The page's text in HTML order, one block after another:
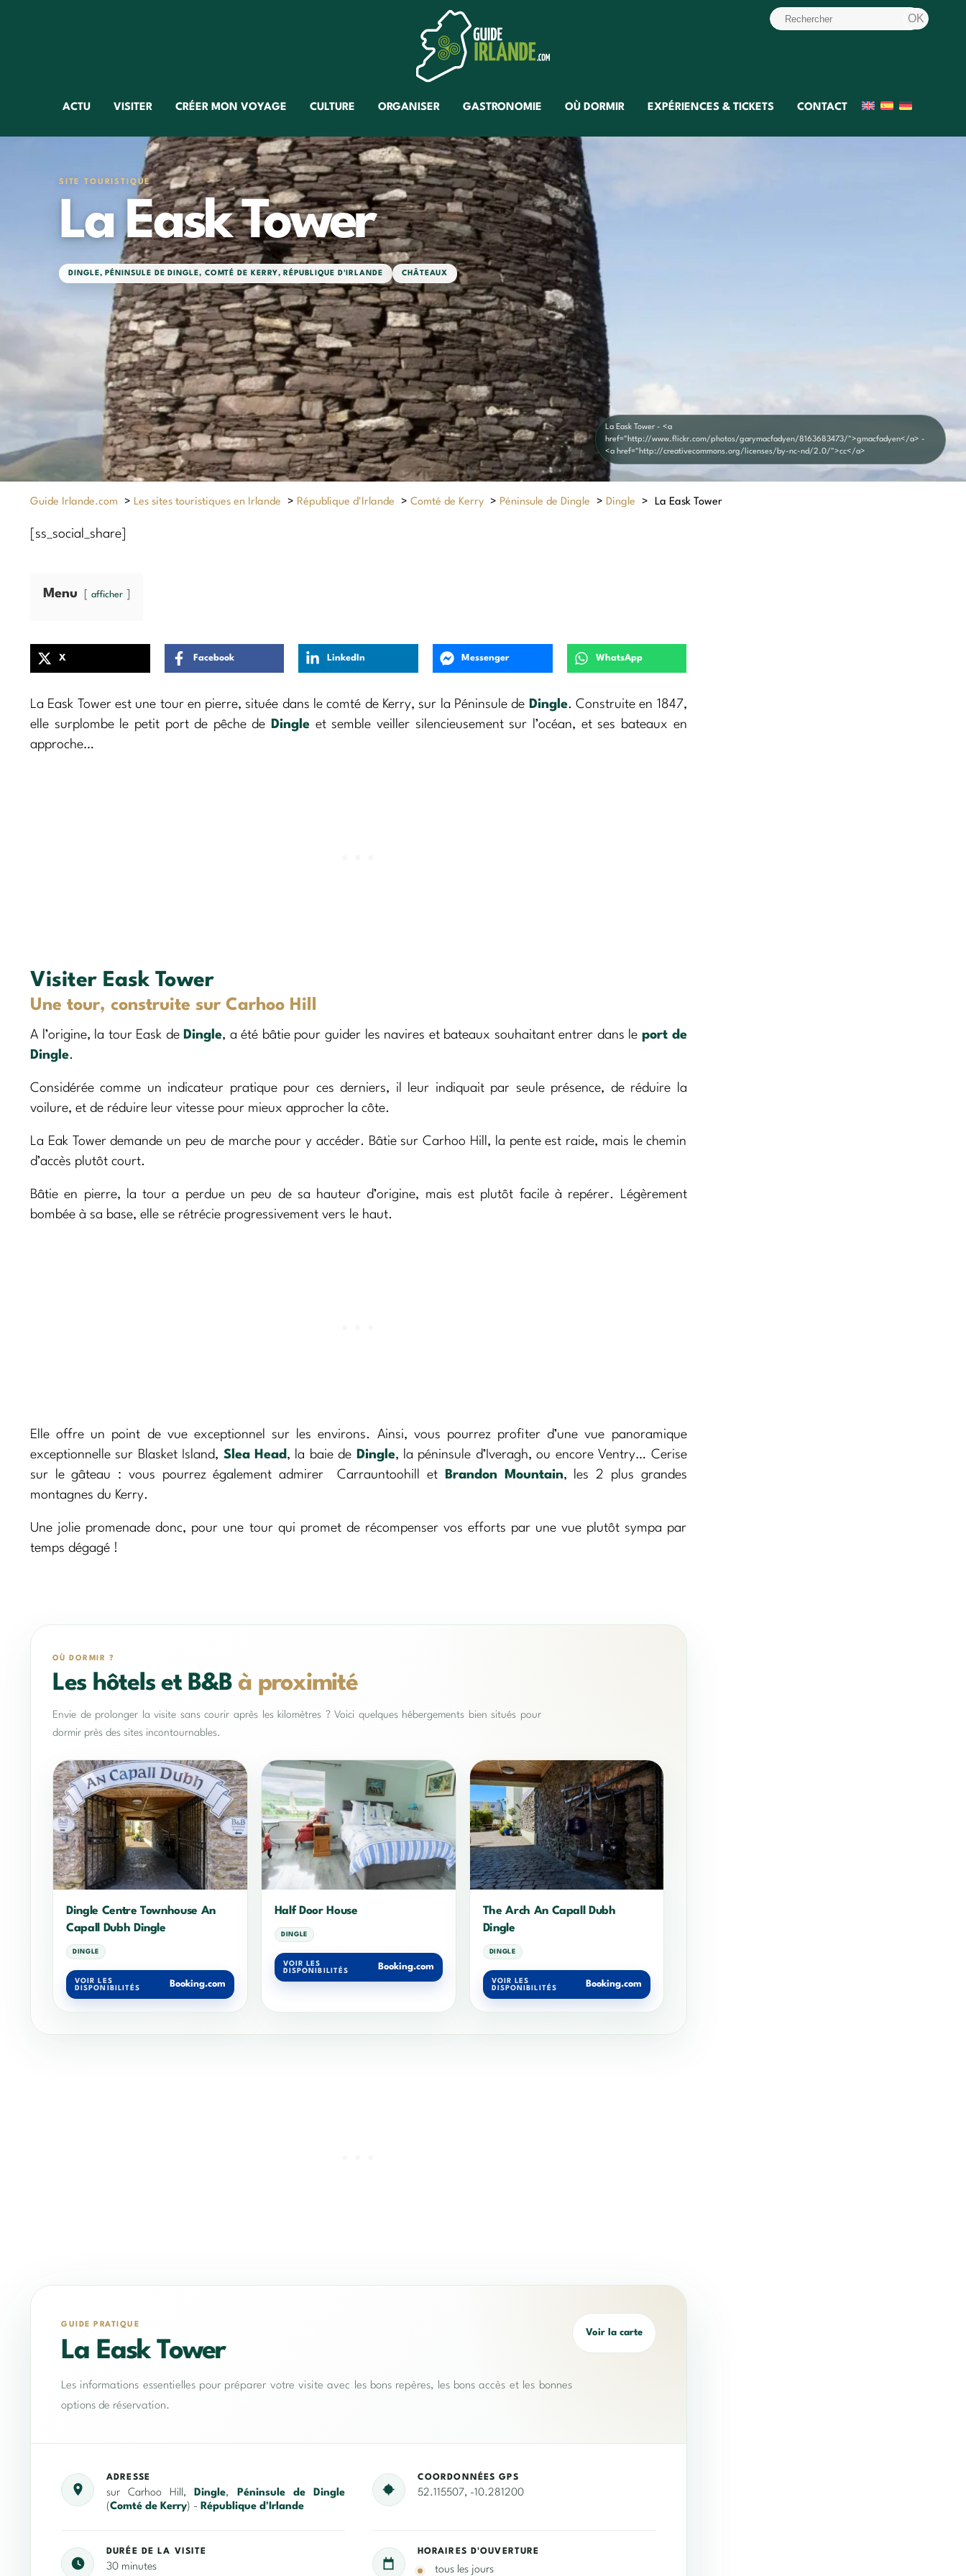
ACTU VISITER CRÉER MON VOYAGE CULTURE ORGANISER GASTRONOMIE OÙ DORMIR EXPÉRIENCES & TICKETS CONTACT
SITE TOURISTIQUE
La Eask Tower
DINGLE, PÉNINSULE DE DINGLE, COMTÉ DE KERRY, RÉPUBLIQUE D'IRLANDE CHÂTEAUX
La Eask Tower - <a
href="http://www.flickr.com/photos/garymacfadyen/8163683473/">gmacfadyen</a> -
<a href="http://creativecommons.org/licenses/by-nc-nd/2.0/">cc</a>
Guide Irlande.com > Les sites touristiques en Irlande > République d'Irlande > Comté de Kerry > Péninsule de Dingle > Dingle > La Eask Tower
[ss_social_share]
Menu afficher
X Facebook LinkedIn Messenger WhatsApp
La Eask Tower est une tour en pierre, située dans le comté de Kerry, sur la Péninsule de Dingle. Construite en 1847,
elle surplombe le petit port de pêche de
Dingle et semble veiller silencieusement sur l’océan, et ses bateaux en
approche…
Visiter Eask Tower
Une tour, construite sur Carhoo Hill
A l’origine, la tour Eask de Dingle, a été bâtie pour guider les navires et bateaux souhaitant entrer dans le port de
Dingle.
Considérée comme un indicateur pratique pour ces derniers, il leur indiquait par seule présence, de réduire la
voilure, et de réduire leur vitesse pour mieux approcher la côte.
La Eak Tower demande un peu de marche pour y accéder. Bâtie sur Carhoo Hill, la pente est raide, mais le chemin
d’accès plutôt court.
Bâtie en pierre, la tour a perdue un peu de sa hauteur d’origine, mais est plutôt facile à repérer. Légèrement
bombée à sa base, elle se rétrécie progressivement vers le haut.
Elle offre un point de vue exceptionnel sur les environs. Ainsi, vous pourrez profiter d’une vue panoramique
exceptionnelle sur Blasket Island, Slea Head , la baie de Dingle, la péninsule d’Iveragh, ou encore Ventry… Cerise
sur le gâteau : vous pourrez également admirer Carrauntoohill et
Brandon Mountain, les 2 plus grandes
montagnes du Kerry.
Une jolie promenade donc, pour une tour qui promet de récompenser vos efforts par une vue plutôt sympa par
temps dégagé !
OÙ DORMIR ?
Les hôtels et B&Bà proximité
Envie de prolonger la visite sans courir après les kilomètres ? Voici quelques hébergements bien situés pour
dormir près des sites incontournables.
Dingle Centre Townhouse An
Capall Dubh Dingle
DINGLE
VOIR LES
DISPONIBILITÉS
Booking.com
Half Door House
DINGLE
VOIR LES
DISPONIBILITÉS
Booking.com
The Arch An Capall Dubh
Dingle
DINGLE
VOIR LES
DISPONIBILITÉS
Booking.com
GUIDE PRATIQUE
La Eask Tower
Les informations essentielles pour préparer votre visite avec les bons repères, les bons accès et les bonnes
options de réservation.
Voir la carte
ADRESSE
sur Carhoo Hill, Dingle,
Péninsule de Dingle
(Comté de Kerry) - République d'Irlande
COORDONNÉES GPS
52.115507, -10.281200
DURÉE DE LA VISITE
30 minutes
HORAIRES D'OUVERTURE
tous les jours